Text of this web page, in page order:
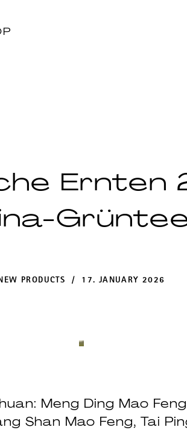
Ernten
PRODUCTS / 17. JANUARY 2026
Meng Ding Mao
Shan Mao Feng, Tai